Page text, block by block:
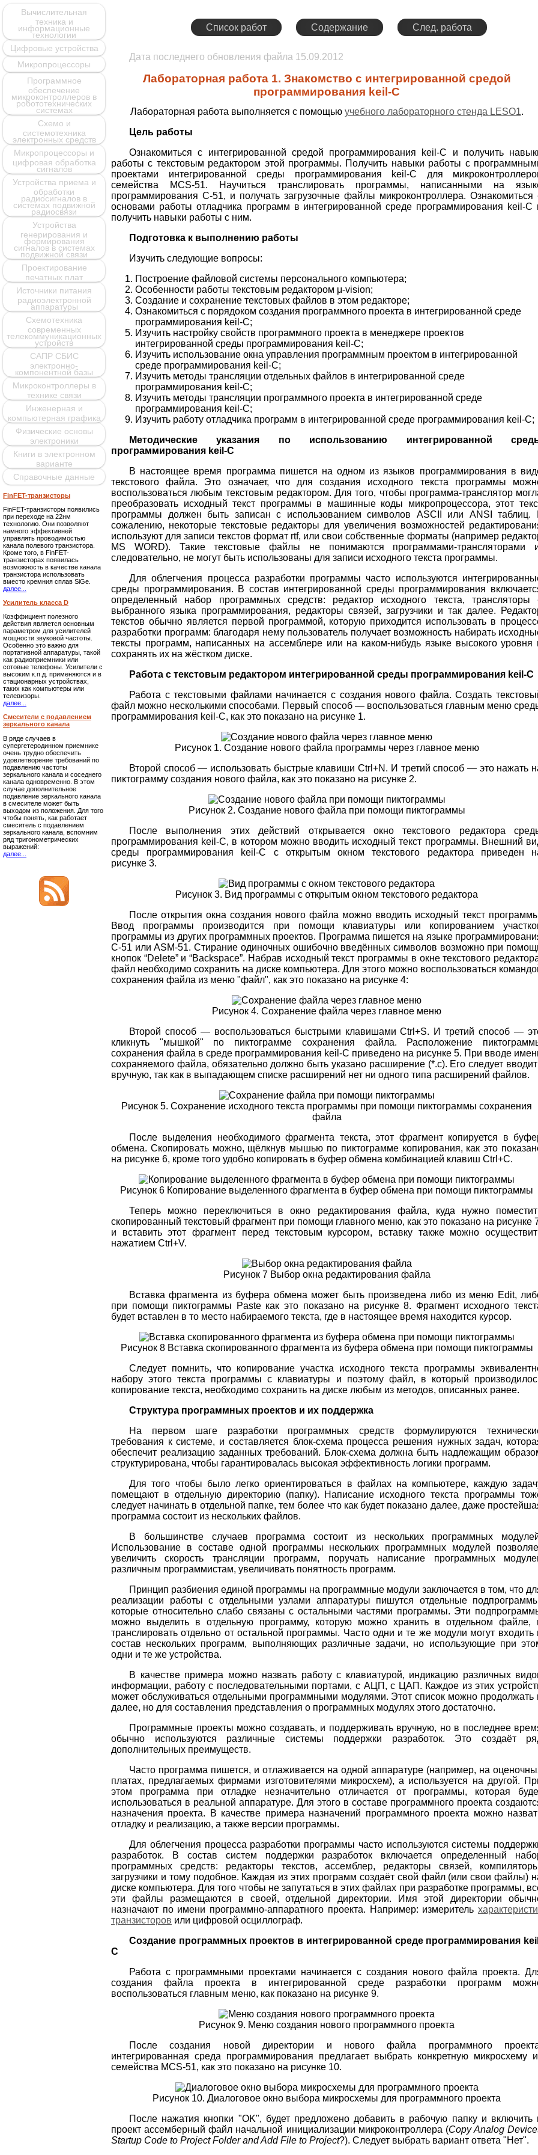
Вычислительная
техника и
информационные
технологии
Цифровые устройства
Микропроцессоры
Программное
обеспечение
микроконтроллеров в
робототехнических
системах
Схемо и
системотехника
электронных средств
Микропроцессоры и
цифровая обработка
сигналов
Устройства приема и
обработки
радиосигналов в
системах подвижной
радиосвязи
Устройства
генерирования и
формирования
сигналов в системах
подвижной связи
Проектирование
печатных плат
Источники питания
радиоэлектронной
аппаратуры
Схемотехника
современных
телекоммуникационных
устройств
САПР СБИС
электронно-
компонентной базы
Микроконтроллеры в
технике связи
Инженерная и
компьютерная графика
Физические основы
электроники
Книги в электронном
варианте
Справочные данные
FinFET-транзисторы
FinFET-транзисторы появились
при переходе на 22нм
технологию. Они позволяют
намного эффективней
управлять проводимостью
канала полевого транзистора.
Кроме того, в FinFET-
транзисторах появилась
возможность в качестве канала
транзистора использовать
вместо кремния сплав SiGe.
далее...
Усилитель класса D
Коэффициент полезного
действия является основным
параметром для усилителей
мощности звуковой частоты.
Особенно это важно для
портативной аппаратуры, такой
как радиоприемники или
сотовые телефоны. Усилители с
высоким к.п.д. применяются и в
стационарных устройствах,
таких как компьютеры или
телевизоры.
далее...
Смесители с подавлением
зеркального канала
В ряде случаев в
супергетеродинном приемнике
очень трудно обеспечить
удовлетворение требований по
подавлению частоты
зеркального канала и соседнего
канала одновременно. В этом
случае дополнительное
подавление зеркального канала
в смесителе может быть
выходом из положения. Для того
чтобы понять, как работает
смеситель с подавлением
зеркального канала, вспомним
ряд тригонометрических
выражений:
далее...
Список работ Содержание След. работа
Дата последнего обновления файла 15.09.2012
Лабораторная работа 1. Знакомство с интегрированной средой
программирования keil-C
Лабораторная работа выполняется с помощью учебного лабораторного стенда LESO1.
Цель работы
Ознакомиться с интегрированной средой программирования keil-C и получить
работы с текстовым редактором этой программы. Получить навыки работы с
проектами интегрированной среды программирования keil-C для
семейства MCS-51. Научиться транслировать программы, написанными на
программирования C-51, и получать загрузочные файлы микроконтроллера. Ознакомиться
основами работы отладчика программ в интегрированной среде программирования keil-C
получить навыки работы с ним.
Подготовка к выполнению работы
Изучить следующие вопросы:
Построение файловой системы персонального компьютера;
Особенности работы текстовым редактором μ-vision;
Создание и сохранение текстовых файлов в этом редакторе;
Ознакомиться с порядоком создания программного проекта в интегрированной среде
программирования keil-C;
Изучить настройку свойств программного проекта в менеджере проектов
интегрированной среды программирования keil-C;
Изучить использование окна управления программным проектом в интегрированной
среде программирования keil-C;
Изучить методы трансляции отдельных файлов в интегрированной среде
программирования keil-C;
Изучить методы трансляции программного проекта в интегрированной среде
программирования keil-C;
Изучить работу отладчика программ в интегрированной среде программирования keil-C;
Методические указания по использованию интегрированной
программирования keil-C
В настоящее время программа пишется на одном из языков программирования в
текстового файла. Это означает, что для создания исходного текста программы
воспользоваться любым текстовым редактором. Для того, чтобы программа-транслятор
преобразовать исходный текст программы в машинные коды микропроцессора, этот
программы должен быть записан с использованием символов ASCII или ANSI таблиц.
сожалению, некоторые текстовые редакторы для увеличения возможностей
используют для записи текстов формат rtf, или свои собственные форматы (например
MS WORD). Такие текстовые файлы не понимаются программами-трансляторами
следовательно, не могут быть использованы для записи исходного текста программы.
Для облегчения процесса разработки программы часто используются
среды программирования. В состав интегрированной среды программирования
определенный набор программных средств: редактор исходного текста, трансляторы
выбранного языка программирования, редакторы связей, загрузчики и так далее.
текстов обычно является первой программой, которую приходится использовать в
разработки программ: благодаря нему пользователь получает возможность набирать
тексты программ, написанных на ассемблере или на каком-нибудь языке высокого уровня
сохранять их на жёстком диске.
Работа с текстовым редактором интегрированной среды программирования keil-С
Работа с текстовыми файлами начинается с создания нового файла. Создать
файл можно несколькими способами. Первый способ — воспользоваться главным меню
программирования keil-C, как это показано на рисунке 1.
Рисунок 1. Создание нового файла программы через главное меню
Второй способ — использовать быстрые клавиши Ctrl+N. И третий способ — это нажать
пиктограмму создания нового файла, как это показано на рисунке 2.
Рисунок 2. Создание нового файла при помощи пиктограммы
После выполнения этих действий открывается окно текстового редактора
программирования keil-C, в котором можно вводить исходный текст программы. Внешний
среды программирования keil-C с открытым окном текстового редактора приведен
рисунке 3.
Рисунок 3. Вид программы с открытым окном текстового редактора
После открытия окна создания нового файла можно вводить исходный текст
Ввод программы производится при помощи клавиатуры или копированием
программы из других программных проектов. Программа пишется на языке
C-51 или ASM-51. Стирание одиночных ошибочно введённых символов возможно при
кнопок “Delete” и “Backspace”. Набрав исходный текст программы в окне текстового
файл необходимо сохранить на диске компьютера. Для этого можно воспользоваться
сохранения файла из меню "файл", как это показано на рисунке 4:
Рисунок 4. Сохранение файла через главное меню
Второй способ — воспользоваться быстрыми клавишами Ctrl+S. И третий способ —
кликнуть "мышкой" по пиктограмме сохранения файла. Расположение
сохранения файла в среде программирования keil-C приведено на рисунке 5. При вводе
сохраняемого файла, обязательно должно быть указано расширение (*.c). Его следует
вручную, так как в выпадающем списке расширений нет ни одного типа расширений файлов.
Рисунок 5. Сохранение исходного текста программы при помощи пиктограммы сохранения
файла
После выделения необходимого фрагмента текста, этот фрагмент копируется в
обмена. Скопировать можно, щёлкнув мышью по пиктограмме копирования, как это
на рисунке 6, кроме того удобно копировать в буфер обмена комбинацией клавиш Ctrl+C.
Рисунок 6 Копирование выделенного фрагмента в буфер обмена при помощи пиктограммы
Теперь можно переключиться в окно редактирования файла, куда нужно
скопированный текстовый фрагмент при помощи главного меню, как это показано на рисунке
и вставить этот фрагмент перед текстовым курсором, вставку также можно
нажатием Ctrl+V.
Рисунок 7 Выбор окна редактирования файла
Вставка фрагмента из буфера обмена может быть произведена либо из меню Edit,
при помощи пиктограммы Paste как это показано на рисунке 8. Фрагмент исходного
будет вставлен в то место набираемого текста, где в настоящее время находится курсор.
Рисунок 8 Вставка скопированного фрагмента из буфера обмена при помощи пиктограммы
Следует помнить, что копирование участка исходного текста программы
набору этого текста программы с клавиатуры и поэтому файл, в который
копирование текста, необходимо сохранить на диске любым из методов, описанных ранее.
Структура программных проектов и их поддержка
На первом шаге разработки программных средств формулируются
требования к системе, и составляется блок-схема процесса решения нужных задач,
обеспечит реализацию заданных требований. Блок-схема должна быть надлежащим
структурирована, чтобы гарантировалась высокая эффективность логики программ.
Для того чтобы было легко ориентироваться в файлах на компьютере, каждую
помещают в отдельную директорию (папку). Написание исходного текста программы
следует начинать в отдельной папке, тем более что как будет показано далее, даже
программа состоит из нескольких файлов.
В большинстве случаев программа состоит из нескольких программных
Использование в составе одной программы нескольких программных модулей
увеличить скорость трансляции программ, поручать написание программных
различным программистам, увеличивать понятность программ.
Принцип разбиения единой программы на программные модули заключается в том, что
реализации работы с отдельными узлами аппаратуры пишутся отдельные
которые относительно слабо связаны с остальными частями программы. Эти
можно выделить в отдельную программу, которую можно хранить в отдельном файле,
транслировать отдельно от остальной программы. Часто одни и те же модули могут входить
состав нескольких программ, выполняющих различные задачи, но использующие при
одни и те же устройства.
В качестве примера можно назвать работу с клавиатурой, индикацию различных
информации, работу с последовательными портами, с АЦП, с ЦАП. Каждое из этих
может обслуживаться отдельными программными модулями. Этот список можно продолжать
далее, но для составления представления о программных модулях этого достаточно.
Программные проекты можно создавать, и поддерживать вручную, но в последнее
обычно используются различные системы поддержки разработок. Это создаёт
дополнительных преимуществ.
Часто программа пишется, и отлаживается на одной аппаратуре (например, на
платах, предлагаемых фирмами изготовителями микросхем), а используется на другой.
этом программа при отладке незначительно отличается от программы, которая
использоваться в реальной аппаратуре. Для этого в составе программного проекта
назначения проекта. В качестве примера назначений программного проекта можно
отладку и реализацию, а также версии программы.
Для облегчения процесса разработки программы часто используются системы
разработок. В состав систем поддержки разработок включается определенный
программных средств: редакторы текстов, ассемблер, редакторы связей,
загрузчики и тому подобное. Каждая из этих программ создаёт свой файл (или свои файлы)
диске компьютера. Для того чтобы не запутаться в этих файлах при разработке программы,
эти файлы размещаются в своей, отдельной директории. Имя этой директории
назначают по имени программно-аппаратного проекта. Например: измеритель
транзисторов или цифровой осциллограф.
Создание программных проектов в интегрированной среде программирования
C
Работа с программными проектами начинается с создания нового файла проекта.
создания файла проекта в интегрированной среде разработки программ
воспользоваться главным меню, как показано на рисунке 9.
Рисунок 9. Меню создания нового программного проекта
После создания новой директории и нового файла программного
интегрированная среда программирования предлагает выбрать конкретную микросхему
семейства MCS-51, как это показано на рисунке 10.
Рисунок 10. Диалоговое окно выбора микросхемы для программного проекта
После нажатия кнопки "OK", будет предложено добавить в рабочую папку и включить
проект ассемберный файл начальной инициализации микроконтроллера (Copy Analog
Startup Code to Project Folder and Add File to Project?). Следует выбрать вариант ответа "Нет".